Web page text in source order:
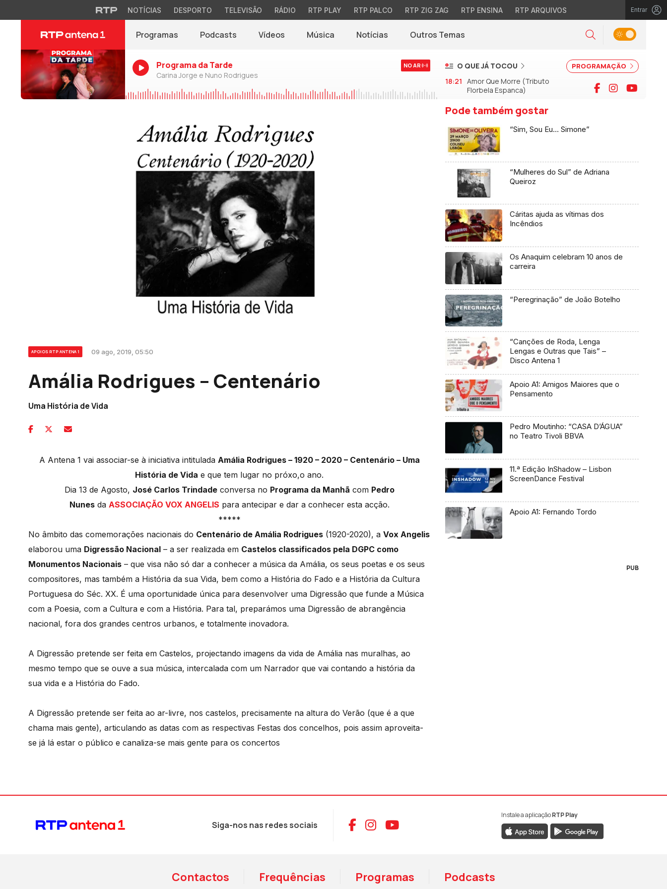
NOTÍCIAS DESPORTO TELEVISÃO RÁDIO RTP PLAY RTP PALCO RTP ZIG ZAG RTP ENSINA RTP ARQUIVOS Entrar
Programas Podcasts Vídeos Música Notícias(abre em nova janela)
Outros Temas Pesquisar
Alternar tema
Programa da Tarde
Carina Jorge e Nuno Rodrigues
NO AR PROGRAMAÇÃO
O QUE JÁ TOCOU
18:21 Amor Que Morre (Tributo
Florbela Espanca)
Facebook
Instagram
APOIOS RTP ANTENA 1 09 ago, 2019, 05:50
Amália Rodrigues – Centenário
Uma História de Vida
A Antena 1 vai associar-se à iniciativa intitulada Amália Rodrigues – 1920 – 2020 – Centenário – Uma
História de Vida e que tem lugar no próxo,o ano.
Dia 13 de Agosto, José Carlos Trindadeconversa no Programa da Manhã com Pedro
Nunesda ASSOCIAÇÃO VOX ANGELIS para antecipar e dar a conhecer esta acção.
*****
No âmbito das comemorações nacionais do Centenário de Amália Rodrigues (1920-2020), a Vox Angelis
elaborou uma Digressão Nacional – a ser realizada em Castelos classificados pela DGPC como
Monumentos Nacionais – que visa não só dar a conhecer a música da Amália, os seus poetas e os seus
compositores, mas também a História da sua Vida, bem como a História do Fado e a História da Cultura
Portuguesa do Séc. XX. É uma oportunidade única para desenvolver uma Digressão que funde a Música
com a Poesia, com a Cultura e com a História. Para tal, preparámos uma Digressão de abrangência
nacional, fora dos grandes centros urbanos, e totalmente inovadora.
A Digressão pretende ser feita em Castelos, projectando imagens da vida de Amália nas muralhas, ao
mesmo tempo que se ouve a sua música, intercalada com um Narrador que vai contando a história da
sua vida e a História do Fado.
A Digressão pretende ser feita ao ar-livre, nos castelos, precisamente na altura do Verão (que é a que
chama mais gente), articulando as datas com as respectivas Festas dos concelhos, pois assim aproveita-
se já lá estar o público e canaliza-se mais gente para os concertos
Pode também gostar
“Sim, Sou Eu… Simone”
“Mulheres do Sul” de Adriana
Queiroz
Cáritas ajuda as vítimas dos
Incêndios
Os Anaquim celebram 10 anos de
carreira
“Peregrinação” de João Botelho
“Canções de Roda, Lenga
Lengas e Outras que Tais” –
Disco Antena 1
Apoio A1: Amigos Maiores que o
Pensamento
Pedro Moutinho: “CASA D’ÁGUA”
no Teatro Tivoli BBVA
11.ª Edição InShadow – Lisbon
ScreenDance Festival
Apoio A1: Fernando Tordo
PUB
Siga-nos nas redes sociais Aceder ao Facebook da RTP Antena 1
Aceder ao Instagram da RTP Antena 1
Aceder ao YouTube da RTP Antena 1
Instale a aplicaçãoRTP Play
Contactos Frequências Programas Podcasts